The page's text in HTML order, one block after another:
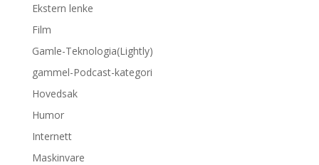
Ekstern lenke
Film
Gamle-Teknologia(Lightly)
gammel-Podcast-kategori
Hovedsak
Humor
Internett
Maskinvare